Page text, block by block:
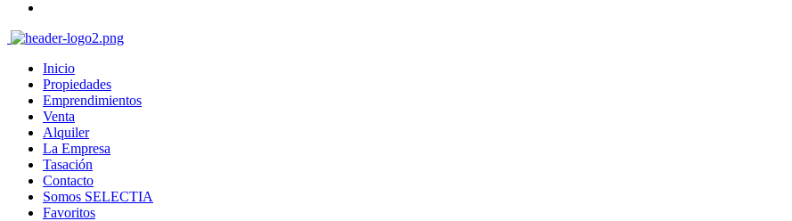
Inicio
Propiedades
Emprendimientos
Venta
Alquiler
La Empresa
Tasación
Contacto
Somos SELECTIA
Favoritos